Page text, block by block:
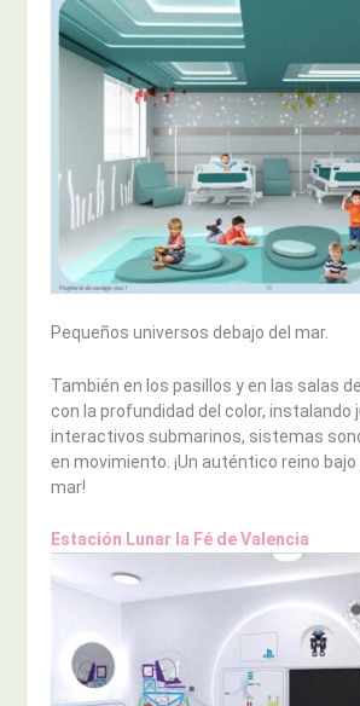
Pequeños universos debajo del mar.
También en los pasillos y en las salas
con la profundidad del color, instalando
interactivos submarinos, sistemas
en movimiento. ¡Un auténtico reino bajo
mar!
Estación Lunar la Fé de Valencia